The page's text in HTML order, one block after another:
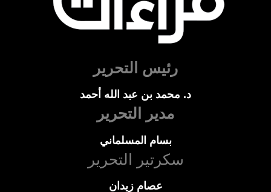
رئيس التحرير
د. محمد بن عبد الله أحمد
مدير التحرير
بسام المسلماني
سكرتير التحرير
عصام زيدان